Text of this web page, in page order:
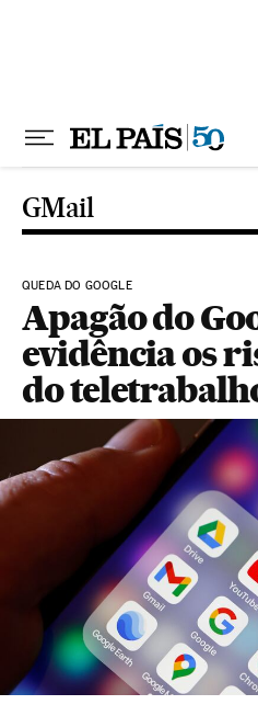
GMail
QUEDA DO GOOGLE
Apagão do
evidência os
do